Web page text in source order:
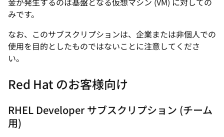
みです。
なお、このサブスクリプションは、企業または非個人での
使用を目的としたものではないことに注意してくださ
い。
Red Hat のお客様向け
RHEL Developer サブスクリプション (チーム
用)